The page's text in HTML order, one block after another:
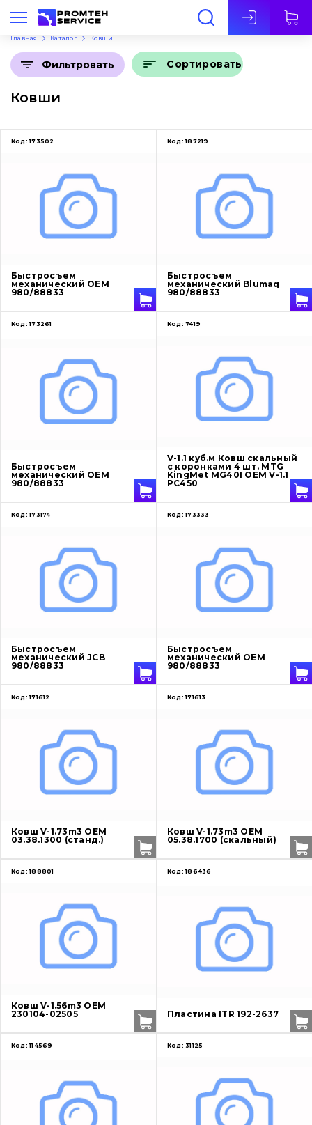
Рус
Каталог
Главная Каталог Ковши
Ковши
Фильтровать Сортировать
Код: 173502
Быстросъем
механический OEM
980/88833
Код: 187219
Быстросъем
механический Blumaq
980/88833
Код: 173261
Быстросъем
механический OEM
980/88833
Код: 7419
V-1.1 куб.м Ковш скальный
с коронками 4 шт. MTG
KingMet MG40I OEM V-1.1
PC450
Код: 173174
Быстросъем
механический JCB
980/88833
Код: 173333
Быстросъем
механический OEM
980/88833
Код: 171612
Ковш V-1.73m3 OEM
03.38.1300 (станд.)
Код: 171613
Ковш V-1.73m3 OEM
05.38.1700 (скальный)
Код: 188801
Ковш V-1.56m3 OEM
230104-02505
Код: 186436
Пластина ITR 192-2637
Код: 114569 Код: 31125